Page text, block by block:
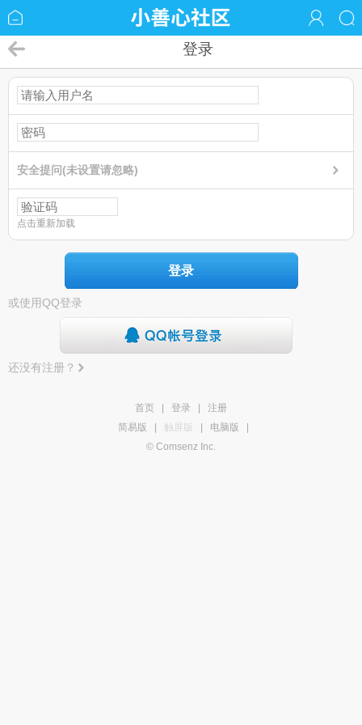
登录
安全提问(未设置请忽略)
点击重新加载
登录
或使用QQ登录
还没有注册？
首页 登录
注册
简易版
触屏版 电脑版
© Comsenz Inc.